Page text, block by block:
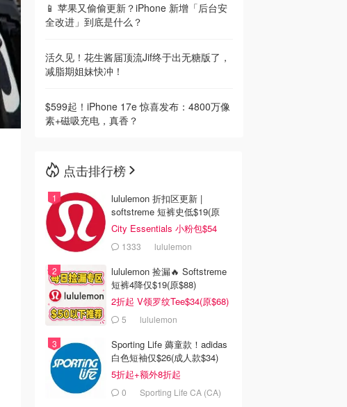
📱 苹果又偷偷更新？iPhone 新增「后台安
全改进」到底是什么？
活久见！花生酱届顶流Jif终于出无糖版了，
减脂期姐妹快冲！
$599起！iPhone 17e 惊喜发布：4800万像
素+磁吸充电，真香？
点击排行榜
lululemon 折扣区更新 |
softstreme 短裤史低$19(原
$88)
City Essentials 小粉包$54
1333 lululemon
lululemon 捡漏🔥 Softstreme
短裤4降仅$19(原$88)
2折起 V领罗纹Tee$34(原$68)
5 lululemon
Sporting Life 薅童款！adidas
白色短袖仅$26(成人款$34)
5折起+额外8折起
0 Sporting Life CA (CA)